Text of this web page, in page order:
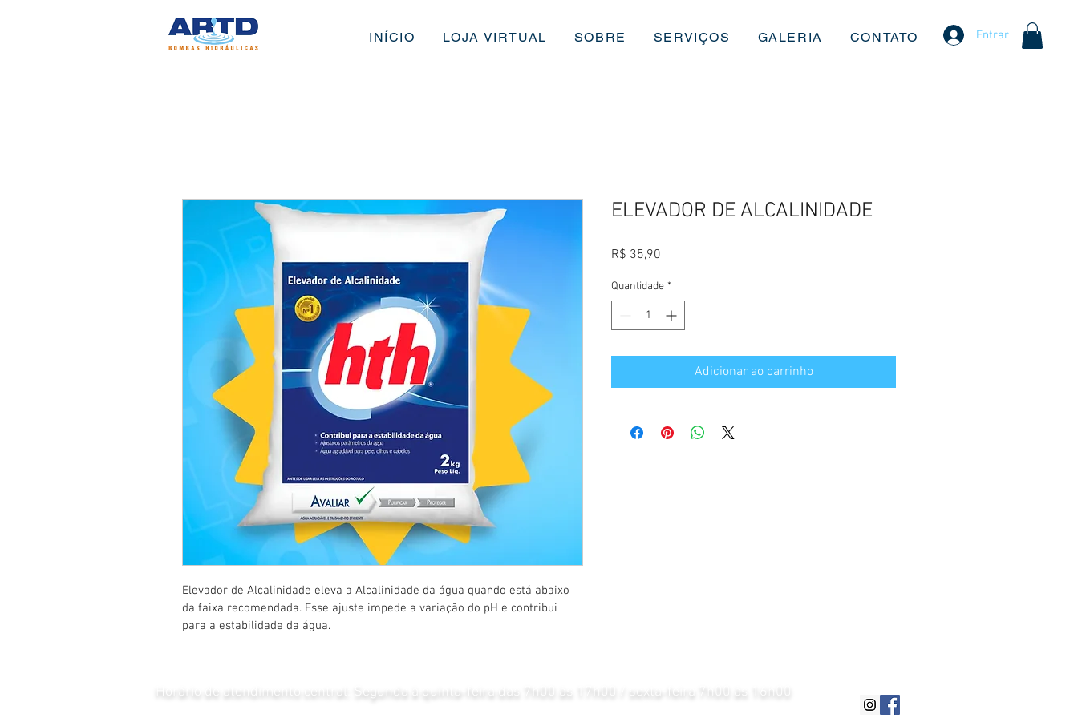
INÍCIO LOJA VIRTUAL SOBRE SERVIÇOS GALERIA CONTATO Entrar
Elevador de Alcalinidade eleva a Alcalinidade da água quando está abaixo
da faixa recomendada. Esse ajuste impede a variação do pH e contribui
para a estabilidade da água.
ELEVADOR DE ALCALINIDADE
R$ 35,90
Quantidade *
Adicionar ao carrinho
Horário de atendimento central: Segunda à quinta-feira das 7h00 às 17h00 / sexta-feira 7h00 às 16h00